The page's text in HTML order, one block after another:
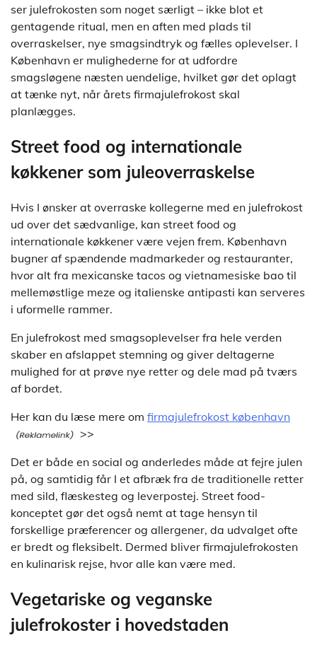
ser julefrokosten som noget særligt – ikke blot et
gentagende ritual, men en aften med plads til
overraskelser, nye smagsindtryk og fælles oplevelser. I
København er mulighederne for at udfordre
smagsløgene næsten uendelige, hvilket gør det oplagt
at tænke nyt, når årets firmajulefrokost skal
planlægges.
Street food og internationale
køkkener som juleoverraskelse
Hvis I ønsker at overraske kollegerne med en julefrokost
ud over det sædvanlige, kan street food og
internationale køkkener være vejen frem. København
bugner af spændende madmarkeder og restauranter,
hvor alt fra mexicanske tacos og vietnamesiske bao til
mellemøstlige meze og italienske antipasti kan serveres
i uformelle rammer.
En julefrokost med smagsoplevelser fra hele verden
skaber en afslappet stemning og giver deltagerne
mulighed for at prøve nye retter og dele mad på tværs
af bordet.
Her kan du læse mere om firmajulefrokost københavn
>>
Det er både en social og anderledes måde at fejre julen
på, og samtidig får I et afbræk fra de traditionelle retter
med sild, flæskesteg og leverpostej. Street food-
konceptet gør det også nemt at tage hensyn til
forskellige præferencer og allergener, da udvalget ofte
er bredt og fleksibelt. Dermed bliver firmajulefrokosten
en kulinarisk rejse, hvor alle kan være med.
Vegetariske og veganske
julefrokoster i hovedstaden